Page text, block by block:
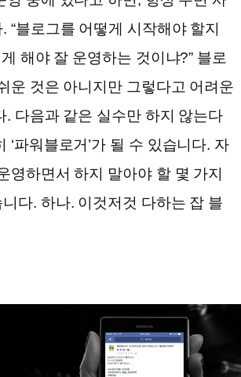
“블로그를 어떻게 시작해야 할지
게 해야 잘 운영하는 것이냐?” 블로
운 것은 아니지만 그렇다고 어려운
. 다음과 같은 실수만 하지 않는다
‘파워블로거’가 될 수 있습니다. 자
영하면서 하지 말아야 할 몇 가지
다. 하나. 이것저것 다하는 잡 블